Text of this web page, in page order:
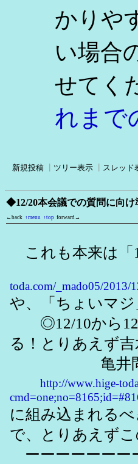
かりや
い場合
せてく
れまで
新規投稿 ツリー表示 スレッド
◆12/20本会議での質問に向
←back ↑menu ↑top forward→
これも本来は「
toda.com/_mado05/2013/
や、「ちょいマ
◎12/10から12
る！とりあえず吉
亀井問責紹
http://www.hige-
に組み込まれる
で、とりあえず
ーーーーーーー